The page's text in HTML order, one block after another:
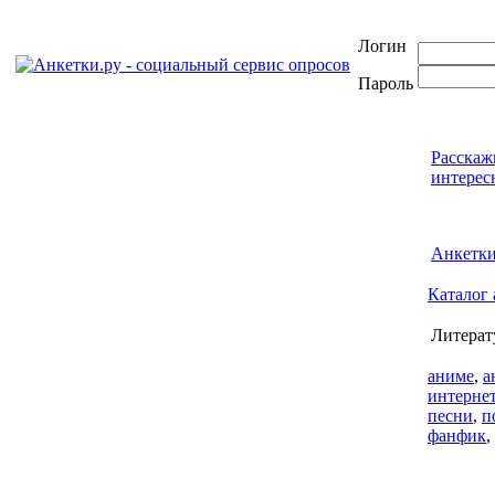
Логин
Пароль
Каталог
аниме,
интернет
песни,
фанфик,